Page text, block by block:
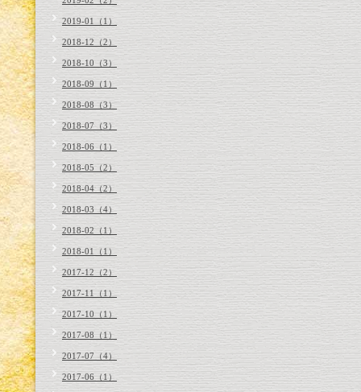
2019-01（1）
2018-12（2）
2018-10（3）
2018-09（1）
2018-08（3）
2018-07（3）
2018-06（1）
2018-05（2）
2018-04（2）
2018-03（4）
2018-02（1）
2018-01（1）
2017-12（2）
2017-11（1）
2017-10（1）
2017-08（1）
2017-07（4）
2017-06（1）